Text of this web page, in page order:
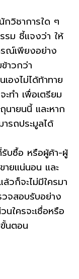
กวิชาการใด ๆ
รม ชี้แจงว่า ให้
รณ์เพียงอย่าง
าวกว่า
องไม่ได้ท้าทาย
ทำ เพื่อเตรียม
นายนนี้ และหาก
รถประมูลได้
รับซื้อ หรือผู้ค้า-ผู้
ายแน่นอน และ
วก็จะไม่มีใครมา
จสอบรับอย่าง
ใครจะเชื่อหรือ
นตอน